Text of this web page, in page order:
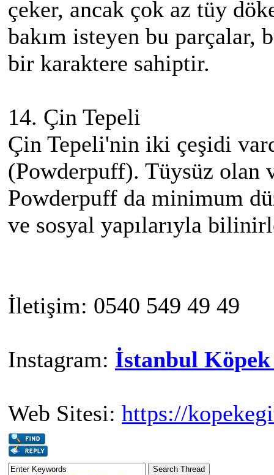
çeker, ancak çok az tüy
bakım isteyen bu parçalar,
bir karaktere sahiptir.
14. Çin Tepeli
Çin Tepeli'nin iki çeşidi
(Powderpuff). Tüysüz olan
Powderpuff da minimum
ve sosyal yapılarıyla
İletişim: 0540 549 49 49
Instagram: İstanbul
Web Sitesi: https://